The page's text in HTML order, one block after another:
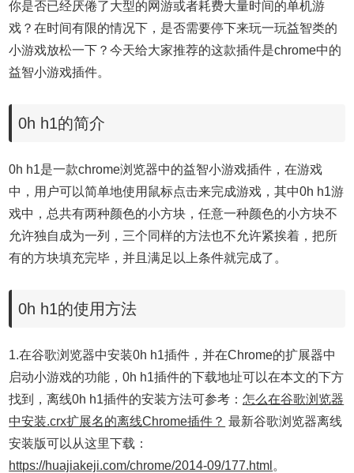
你是否已经厌倦了大型的网游或者耗费大量时间的单机游
戏？在时间有限的情况下，是否需要停下来玩一玩益智类的
小游戏放松一下？今天给大家推荐的这款插件是chrome中的
益智小游戏插件。
0h h1的简介
0h h1是一款chrome浏览器中的益智小游戏插件，在游戏
中，用户可以简单地使用鼠标点击来完成游戏，其中0h h1游
戏中，总共有两种颜色的小方块，任意一种颜色的小方块不
允许独自成为一列，三个同样的方法也不允许紧挨着，把所
有的方块填充完毕，并且满足以上条件就完成了。
0h h1的使用方法
1.在谷歌浏览器中安装0h h1插件，并在Chrome的扩展器中
启动小游戏的功能，0h h1插件的下载地址可以在本文的下方
找到，离线0h h1插件的安装方法可参考：怎么在谷歌浏览器
中安装.crx扩展名的离线Chrome插件？ 最新谷歌浏览器离线
安装版可以从这里下载：
https://huajiakeji.com/chrome/2014-09/177.html 。